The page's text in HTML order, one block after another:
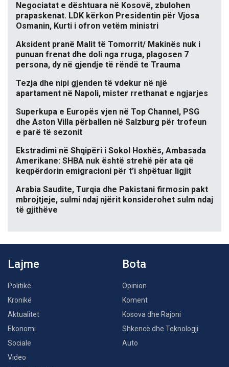
Negociatat e dështuara në Kosovë, zbulohen
prapaskenat. LDK kërkon Presidentin për Vjosa
Osmanin, Kurti i ofron vetëm ministri
Aksident pranë Malit të Tomorrit/ Makinës nuk i
punuan frenat dhe doli nga rruga, plagosen 7
persona, dy në gjendje të rëndë te Trauma
Tezja dhe nipi gjenden të vdekur në një
apartament në Napoli, mister rrethanat e ngjarjes
Superkupa e Europës vjen në Top Channel, PSG
dhe Aston Villa përballen në Salzburg për trofeun
e parë të sezonit
Ekstradimi në Shqipëri i Sokol Hoxhës, Ambasada
Amerikane: SHBA nuk është strehë për ata që
keqpërdorin emigracioni për t’i shpëtuar ligjit
Arabia Saudite, Turqia dhe Pakistani firmosin pakt
mbrojtjeje, sulmi ndaj njërit konsiderohet sulm ndaj
të gjithëve
Lajme
Politikë
Kronikë
Aktualitet
Ekonomi
Sociale
Video
Bota
Opinion
Koment
Kosova dhe Rajoni
Shkencë dhe Teknologji
Auto